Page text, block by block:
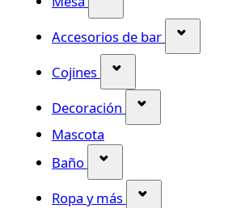
Accesorios de bar
Cojines
Decoración
Mascota
Baño
Ropa y más